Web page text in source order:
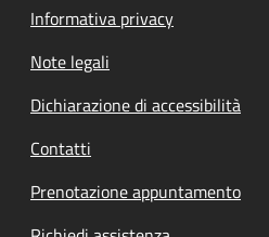
Informativa privacy
Note legali
Dichiarazione di accessibilità
Contatti
Prenotazione appuntamento